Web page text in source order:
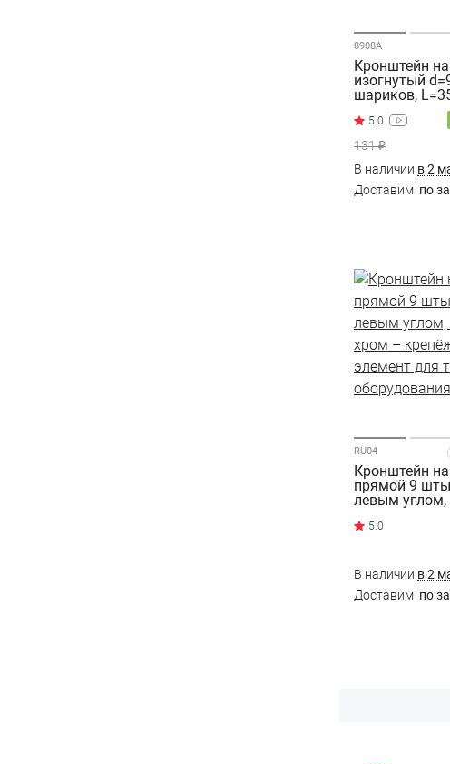
8908А
Кронштейн на
изогнутый
шариков,
131 ₽
В наличии в 2
Доставим по
RU04
Кронштейн на
прямой 9
левым
В наличии в 2
Доставим по